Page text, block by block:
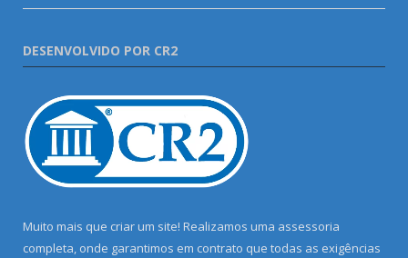
DESENVOLVIDO POR CR2
Muito mais que criar um site! Realizamos uma assessoria
completa, onde garantimos em contrato que todas as exigências